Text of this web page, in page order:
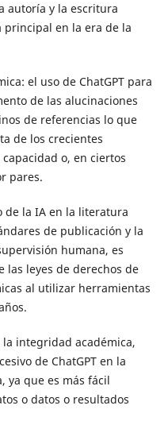
autoría y la escritura
principal en la era de la
el uso de ChatGPT para
de las alucinaciones
de referencias lo que
de los crecientes
o, en ciertos
pares.
de la IA en la literatura
de publicación y la
humana, es
leyes de derechos de
al utilizar herramientas
integridad académica,
de ChatGPT en la
ya que es más fácil
o datos o resultados